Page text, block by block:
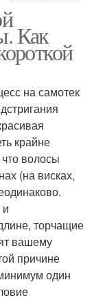
стрижки
стрижка
волнистых
Как
на самотек
крайне
волосы
(на висках,
торчащие
вашему
причине
один